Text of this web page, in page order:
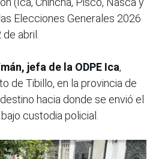
Elecciones Generales 2026
abril.
jefa de la ODPE Ica,
de Tibillo, en la provincia de
hacia donde se envió el
bajo custodia policial.